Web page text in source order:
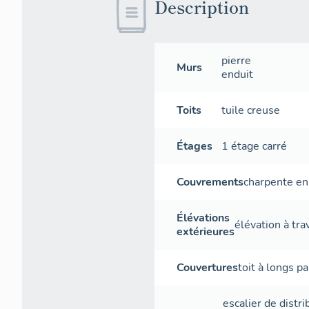
Description
Murs
pierre
enduit
Toits tuile creuse
Étages 1 étage carré
Couvrementscharpente
Élévations
extérieuresélévation à
Couverturestoit à longs
escalier de